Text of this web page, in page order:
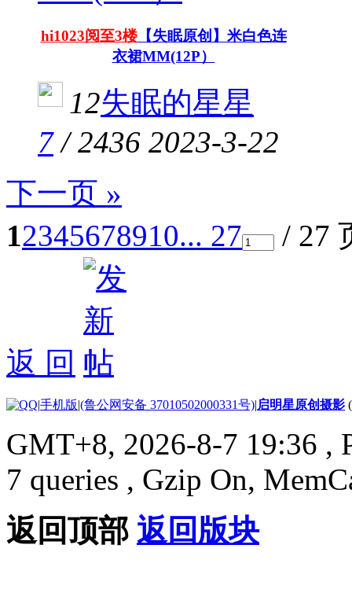
hi1023阅至3楼【失眠原创】米白色连
衣裙MM(12P）
12失眠的星星
7/2436 2023-3-22
下一页 »
12345678910... 27 / 27
返 回
|手机版|(鲁公网安备 37010502000331号)|启明星原创摄影
GMT+8, 2026-8-7 19:36 ,
7 queries , Gzip On,
返回顶部 返回版块